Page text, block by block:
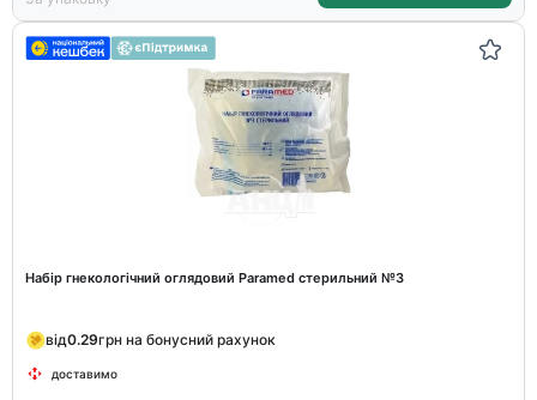
Набір гнекологічний оглядовий Paramed стерильний №3
від0.29грн на бонусний рахунок
доставимо